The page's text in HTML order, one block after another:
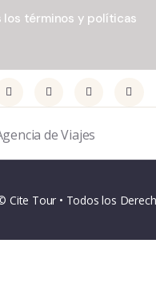
términos y políticas
de Viajes
Cite Tour • Todos los